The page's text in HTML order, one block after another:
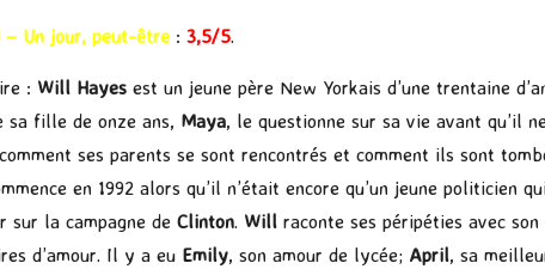
– Un jour, peut-être : 3,5/5.
: Will Hayes est un jeune père New Yorkais d’une trentaine
sa fille de onze ans, Maya, le questionne sur sa vie avant qu’il
ses parents se sont rencontrés et comment ils sont
en 1992 alors qu’il n’était encore qu’un jeune politicien
sur la campagne de Clinton. Will raconte ses péripéties avec
d’amour. Il y a eu Emily, son amour de lycée; April, sa